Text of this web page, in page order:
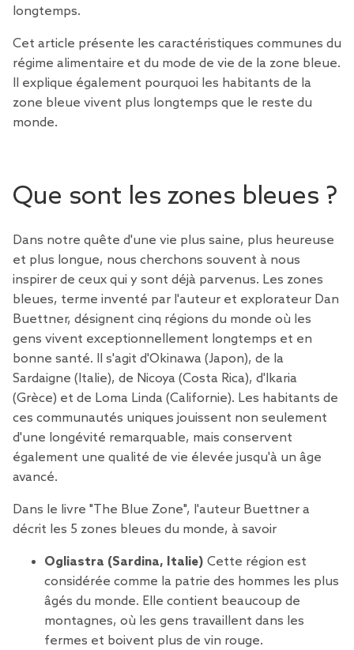
longtemps.
Cet article présente les caractéristiques communes du
régime alimentaire et du mode de vie de la zone bleue.
Il explique également pourquoi les habitants de la
zone bleue vivent plus longtemps que le reste du
monde.
Que sont les zones bleues ?
Dans notre quête d'une vie plus saine, plus heureuse
et plus longue, nous cherchons souvent à nous
inspirer de ceux qui y sont déjà parvenus. Les zones
bleues, terme inventé par l'auteur et explorateur Dan
Buettner, désignent cinq régions du monde où les
gens vivent exceptionnellement longtemps et en
bonne santé. Il s'agit d'Okinawa (Japon), de la
Sardaigne (Italie), de Nicoya (Costa Rica), d'Ikaria
(Grèce) et de Loma Linda (Californie). Les habitants de
ces communautés uniques jouissent non seulement
d'une longévité remarquable, mais conservent
également une qualité de vie élevée jusqu'à un âge
avancé.
Dans le livre "The Blue Zone", l'auteur Buettner a
décrit les 5 zones bleues du monde, à savoir
Ogliastra (Sardina, Italie) Cette région est
considérée comme la patrie des hommes les plus
âgés du monde. Elle contient beaucoup de
montagnes, où les gens travaillent dans les
fermes et boivent plus de vin rouge.